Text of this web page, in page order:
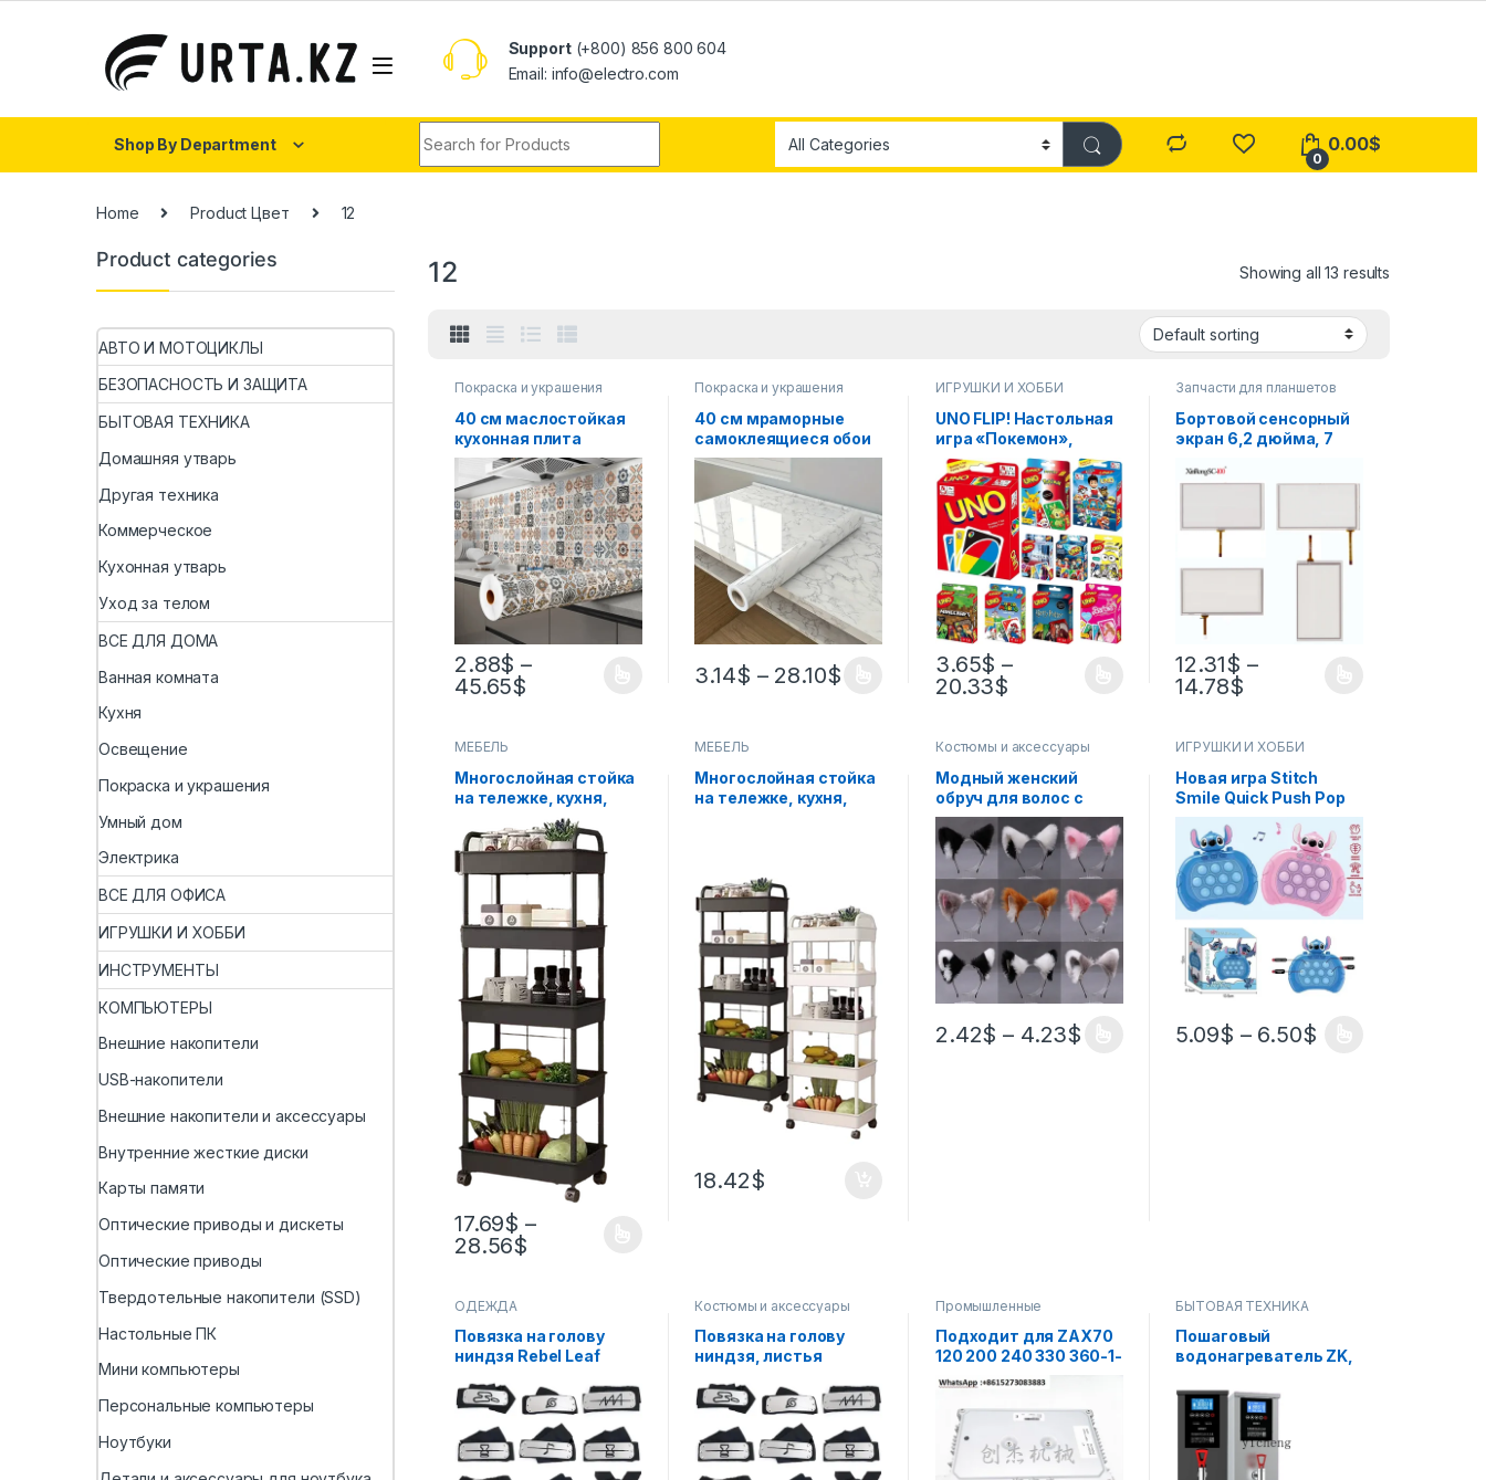
Support(+800) 856 800 604
Email: info@electro.com
Shop By Department
0
0.00$
Home Product Цвет 12
12 Showing all 13 results
Покраска и украшения
40 см маслостойкая
кухонная плита
самоклеящаяся
мебель ремонт
наклейки на стену
плитка для ванной
комнаты 3D
водонепроницаемые
виниловые обои для
шкафа
2.88$ –
45.65$
Покраска и украшения
40 см мраморные
самоклеящиеся обои
для ванной комнаты,
кухонного шкафа,
столешницы,
водостойкая
контактная бумага,
ПВХ, наклейка на
стену, украшение
3.14$ – 28.10$
ИГРУШКИ И ХОББИ
UNO FLIP! Настольная
игра «Покемон»,
аниме, мультфильм,
Пикачу, рисунок,
семейные забавные
развлечения, карты
uno, игры,
рождественские
подарки
3.65$ –
20.33$
Запчасти для планшетов
Бортовой сенсорный
экран 6,2 дюйма, 7
сенсорная панель с
автомобильной DVD-
навигации GPS
12.31$ –
14.78$
МЕБЕЛЬ
Многослойная стойка
на тележке, кухня,
пол, спальня, детские
закуски, мобильная
ванная комната,
стеллаж для хранения
в ванной комнате
17.69$ –
28.56$
МЕБЕЛЬ
Многослойная стойка
на тележке, кухня,
стеллаж для хранения
в ванной комнате
18.42$
Костюмы и аксессуары
Модный женский
обруч для волос с
кошачьими ушками,
заколка для волос для
девочек, плюшевые
уши для головы,
карнавальный
костюм ручной
работы, аксессуары
для волос, повязка на
голову
2.42$ – 4.23$
ИГРУШКИ И ХОББИ
Новая игра Stitch
Smile Quick Push Pop
Up Fidget Bubble,
электронная игра Pop
it, профессиональная
игра, легкая игрушка
для снятия стресса
5.09$ – 6.50$
ОДЕЖДА
Повязка на голову
ниндзя Rebel Leaf
Coslapaly аниме
периферийная
Костюмы и аксессуары
Повязка на голову
ниндзя, листья
защита лба, косплей,
аниме, периферийные
устройства
Промышленные
компьютеры
Подходит для ZAX70
120 200 240 330 360-1-
3-3G-6 размер
компьютера
БЫТОВАЯ ТЕХНИКА
Пошаговый
водонагреватель ZK,
для молока, чая,
электрический
нагревательный
бойлер, настольный
водяной диспенсер
Product categories
АВТО И МОТОЦИКЛЫ
БЕЗОПАСНОСТЬ И ЗАЩИТА
БЫТОВАЯ ТЕХНИКА
Домашняя утварь
Другая техника
Коммерческое
Кухонная утварь
Уход за телом
ВСЕ ДЛЯ ДОМА
Ванная комната
Кухня
Освещение
Покраска и украшения
Умный дом
Электрика
ВСЕ ДЛЯ ОФИСА
ИГРУШКИ И ХОББИ
ИНСТРУМЕНТЫ
КОМПЬЮТЕРЫ
Внешние накопители
USB-накопители
Внешние накопители и аксессуары
Внутренние жесткие диски
Карты памяти
Оптические приводы и дискеты
Оптические приводы
Твердотельные накопители (SSD)
Настольные ПК
Мини компьютеры
Персональные компьютеры
Ноутбуки